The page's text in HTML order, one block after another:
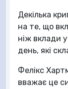
Декілька
на те, що
ніж вклади
день, які
Фелiкс
вважає це